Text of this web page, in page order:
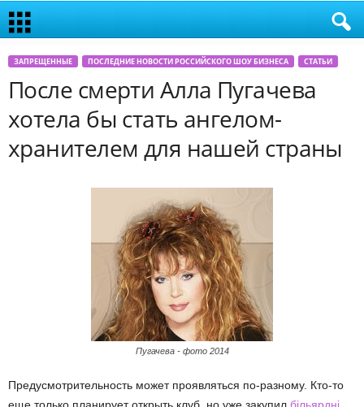
ЗАПРЕЩЕННЫЕ ПОСЛЕДНИЕ НОВОСТИ РОССИЙСКОГО ШОУ БИЗНЕСА СТАТЬИ
После смерти Алла Пугачева
хотела бы стать ангелом-
хранителем для нашей страны
Пугачева - фото 2014
Предусмотрительность может проявляться по-разному. Кто-то